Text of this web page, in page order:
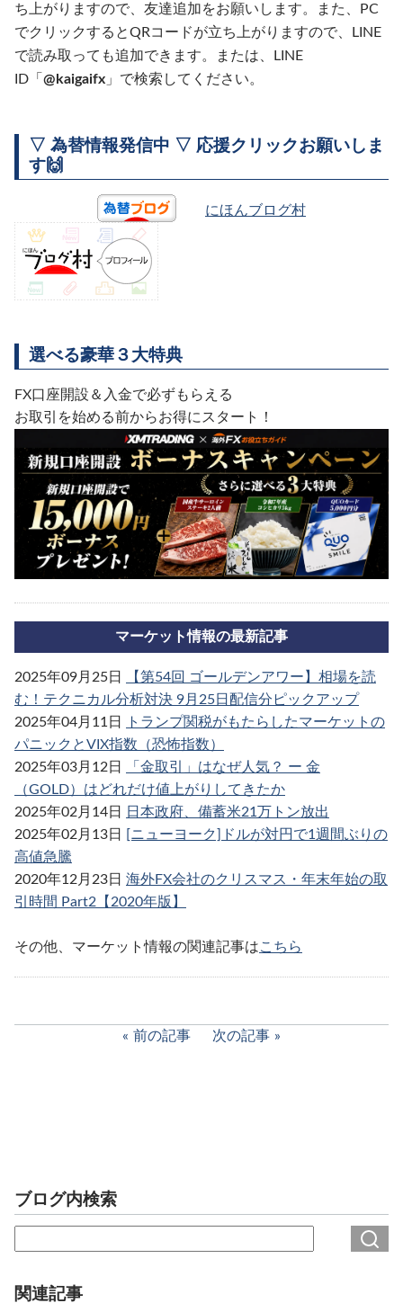
ち上がりますので、友達追加をお願いします。また、PC
でクリックするとQRコードが立ち上がりますので、LINE
で読み取っても追加できます。または、LINE
ID「 @kaigaifx 」で検索してください。
▽ 為替情報発信中 ▽ 応援クリックお願いしま
す🙌
にほんブログ村
選べる豪華３大特典
FX口座開設＆入金で必ずもらえる
お取引を始める前からお得にスタート！
マーケット情報の最新記事
2025年09月25日
【第54回 ゴールデンアワー】相場を読
む！テクニカル分析対決 9月25日配信分ピックアップ
2025年04月11日
トランプ関税がもたらしたマーケットの
パニックとVIX指数（恐怖指数）
2025年03月12日
「金取引」はなぜ人気？ ー 金
（GOLD）はどれだけ値上がりしてきたか
2025年02月14日
日本政府、備蓄米21万トン放出
2025年02月13日
[ニューヨーク]ドルが対円で1週間ぶりの
高値急騰
2020年12月23日 海外FX会社のクリスマス・年末年始の取
引時間 Part2【2020年版】
その他、マーケット情報の関連記事はこちら
前の記事 次の記事
ブログ内検索
関連記事